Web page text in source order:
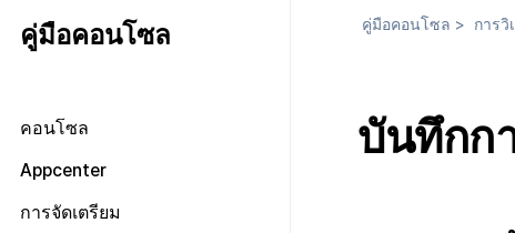
คู่มือคอนโซล
คอนโซล
มองไปรอบ ๆ หน้าจอหลัก
Appcenter
จัดการโครงการ
การจัดเตรียม
คู่มือคอนโซล > การวิ
บันทึกก